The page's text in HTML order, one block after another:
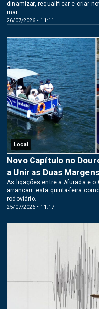
26/07/2026 • 11:11
dinamizar, requalificar e criar
mar.
Local
25/07/2026 • 11:17
Novo Capítulo no
a Unir as Duas
As ligações entre a Afurada e o
arrancam esta quinta-feira
rodoviário.